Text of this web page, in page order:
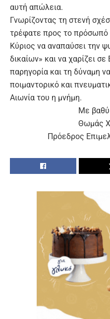
αυτή απώλεια.
Γνωρίζοντας τη στενή
τρέφατε προς το πρόσωπό
Κύριος να αναπαύσει την
δικαίων» και να χαρίζει
παρηγορία και τη δύναμη
ποιμαντορικό και
Αιωνία του η μνήμη.
Με
Θωμάς
Πρόεδρος